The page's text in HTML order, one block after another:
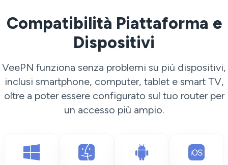
Compatibilità Piattaforma e
Dispositivi
VeePN funziona senza problemi su più dispositivi,
inclusi smartphone, computer, tablet e smart TV,
oltre a poter essere configurato sul tuo router per
un accesso più ampio.